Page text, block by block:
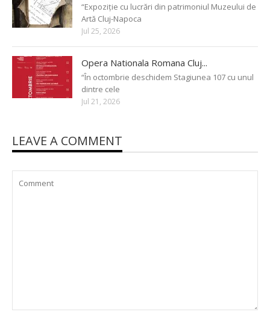
“Expoziție cu lucrări din patrimoniul Muzeului de
Artă Cluj-Napoca
Jul 25, 2026
Opera Nationala Romana Cluj...
“În octombrie deschidem Stagiunea 107 cu unul
dintre cele
Jul 21, 2026
LEAVE A COMMENT